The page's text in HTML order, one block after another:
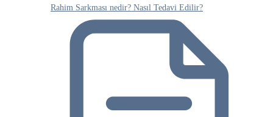
Rahim Sarkması nedir? Nasıl Tedavi Edilir?